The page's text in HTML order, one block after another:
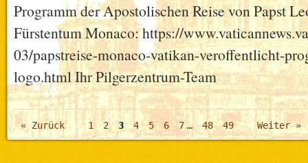
Programm der Apostolischen Reise von Papst
Fürstentum Monaco: https://
03/papstreise-monaco-vatikan-veroffentlicht-
logo.html Ihr Pilgerzentrum-Team
« Zurück 1 2 3 4 5 6 7 … 48 49 Weiter »